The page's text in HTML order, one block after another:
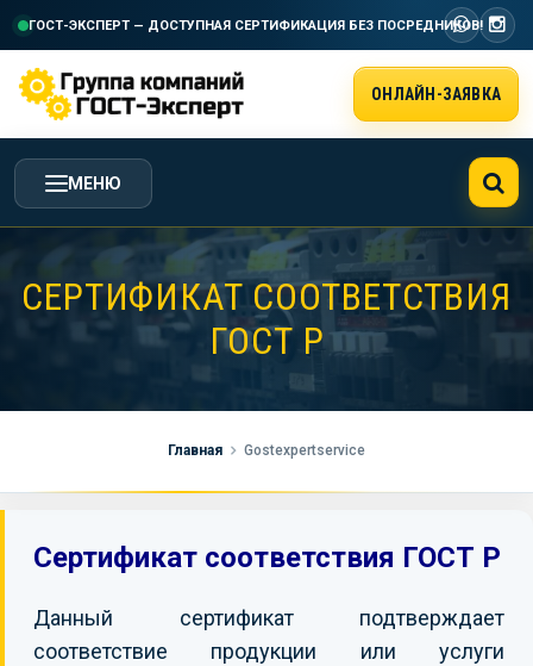
ГОСТ-ЭКСПЕРТ — ДОСТУПНАЯ СЕРТИФИКАЦИЯ БЕЗ ПОСРЕДНИКОВ!
ОНЛАЙН-ЗАЯВКА
МЕНЮ
ГЛАВНАЯ
УСЛУГИ ГК ГОСТ-ЭКСПЕРТ
СТОИМОСТЬ РАБОТ
НАША КОМПАНИЯ
КОНТАКТЫ
СЕРТИФИКАТ СООТВЕТСТВИЯ
ГОСТ Р
Главная Gostexpertservice
Сертификат соответствия ГОСТ Р
Данный сертификат подтверждает
соответствие продукции или услуги